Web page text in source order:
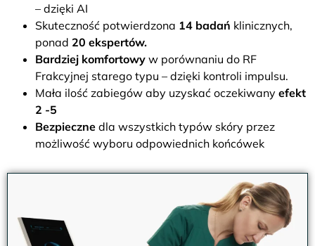
– dzięki AI
Skuteczność potwierdzona 14 badań klinicznych,
ponad 20 ekspertów.
Bardziej komfortowy w porównaniu do RF
Frakcyjnej starego typu – dzięki kontroli impulsu.
Mała ilość zabiegów aby uzyskać oczekiwany efekt
2 -5
Bezpieczne dla wszystkich typów skóry przez
możliwość wyboru odpowiednich końcówek